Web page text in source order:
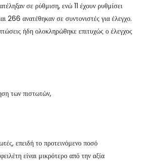
σε ρύθμιση, ενώ 11 έχουν ρυθμίσει
266 ανατέθηκαν σε συντονιστές για έλεγχο.
ήδη ολοκληρώθηκε επιτυχώς ο έλεγχος
των πιστωτών,
επειδή το προτεινόμενο ποσό
είναι μικρότερο από την αξία